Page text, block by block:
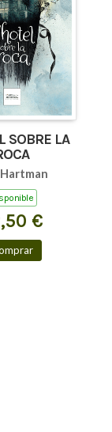
SOBRE LA
€